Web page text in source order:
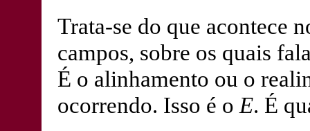
Trata-se do que acontece
campos, sobre os quais
É o alinhamento ou o
ocorrendo. Isso é o E. É